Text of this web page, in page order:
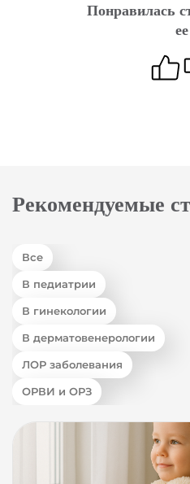
Понравилась
ее
Рекомендуемые
Все
В педиатрии
В гинекологии
В дерматовенерологии
ЛОР заболевания
ОРВИ и ОРЗ